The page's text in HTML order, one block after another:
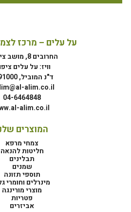
על עלים – מרכז
החרובים 8, מושב ציפורי
וויז: על עלים
ד"נ המוביל, 1791000
alim.co.il
04-6464848
alim.co.il
המוצרים
צמחי מרפא
חליטות להנאה
תבלינים
שמנים
תוספי תזונה
מינרלים וחומרי
מוצרי מורינגה
פטריות
אביזרים